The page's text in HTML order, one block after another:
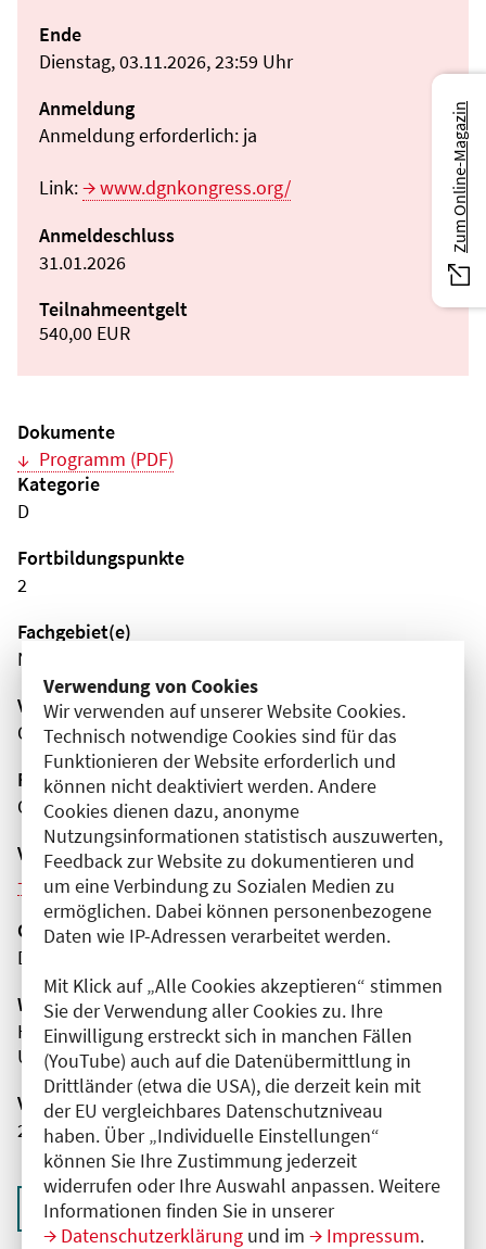
Verwendung von Cookies
Wir verwenden auf unserer Website Cookies.
Technisch notwendige Cookies sind für das
Funktionieren der Website erforderlich und
können nicht deaktiviert werden. Andere
Cookies dienen dazu, anonyme
Nutzungsinformationen statistisch auszuwerten,
Feedback zur Website zu dokumentieren und
um eine Verbindung zu Sozialen Medien zu
ermöglichen. Dabei können personenbezogene
Daten wie IP-Adressen verarbeitet werden.
Mit Klick auf „Alle Cookies akzeptieren“ stimmen
Sie der Verwendung aller Cookies zu. Ihre
Einwilligung erstreckt sich in manchen Fällen
(YouTube) auch auf die Datenübermittlung in
Drittländer (etwa die USA), die derzeit kein mit
der EU vergleichbares Datenschutzniveau
haben. Über „Individuelle Einstellungen“
können Sie Ihre Zustimmung jederzeit
widerrufen oder Ihre Auswahl anpassen. Weitere
Informationen finden Sie in unserer
Datenschutzerklärung und im Impressum.
Ende
Dienstag, 03.11.2026, 23:59 Uhr
Anmeldung
Anmeldung erforderlich: ja
Link:
www.dgnkongress.org/
Anmeldeschluss
31.01.2026
Teilnahmeentgelt
540,00 EUR
Dokumente
Programm (PDF)
Kategorie
D
Fortbildungspunkte
2
Fachgebiet(e)
Neurologie
Veranstaltungsort
Online
Fortbildungsformat
Online
Veranstaltungsreihe
Weitere Veranstaltungen dieser Reihe (12)
Organisator(en)
Deutsche Gesellschaft für Neurologie e.V.
Wissenschaftliche Leitung
Herr Prof. Dr. med. Gereon R. Fink
Universitätsklinikum Köln
Veranstaltungsnummer
2761102026001750121
Zurück zur Übersicht
Zum Online-Magazin